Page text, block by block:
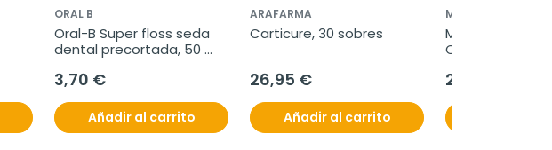
ORAL B
Oral-B Super floss seda
dental precortada, 50
3,70 €
Añadir al carrito
ARAFARMA
Carticure, 30 sobres
26,95 €
Añadir al carrito
MARTIDERM
Martiderm
Cápsulas, 60
25,95 €